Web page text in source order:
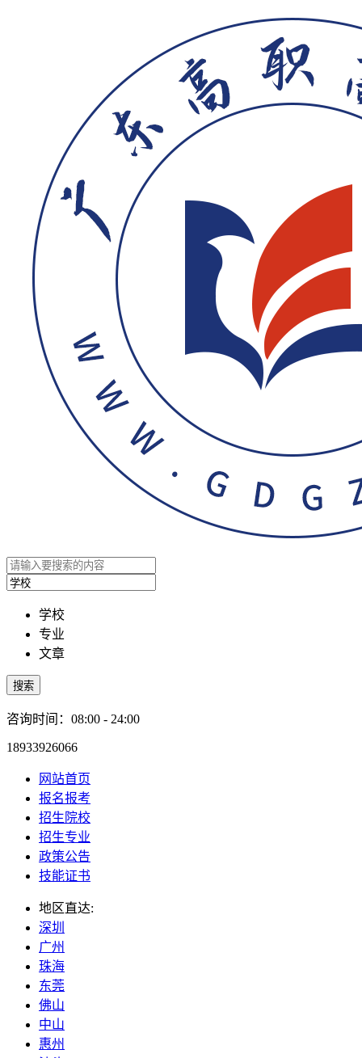
学校
专业
文章
搜索
咨询时间：08:00 - 24:00
18933926066
网站首页
报名报考
招生院校
招生专业
政策公告
技能证书
地区直达:
深圳
广州
珠海
东莞
佛山
中山
惠州